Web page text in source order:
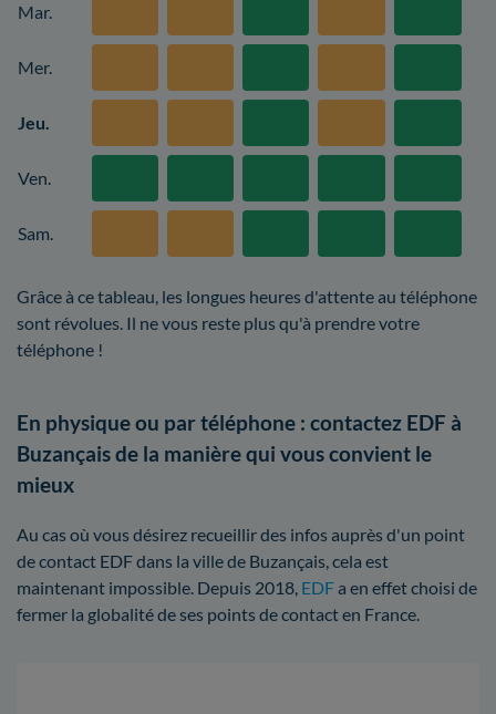
Mar.
Mer.
Jeu.
Ven.
Sam.
Grâce à ce tableau, les longues heures d'attente au téléphone
sont révolues. Il ne vous reste plus qu'à prendre votre
téléphone !
En physique ou par téléphone : contactez EDF à
Buzançais de la manière qui vous convient le
mieux
Au cas où vous désirez recueillir des infos auprès d'un point
de contact EDF dans la ville de Buzançais, cela est
maintenant impossible. Depuis 2018, EDFa en effet choisi de
fermer la globalité de ses points de contact en France.